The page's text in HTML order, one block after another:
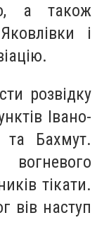
а також
і
розвідку
Івано-
та Бахмут.
вогневого
тікати.
вів наступ